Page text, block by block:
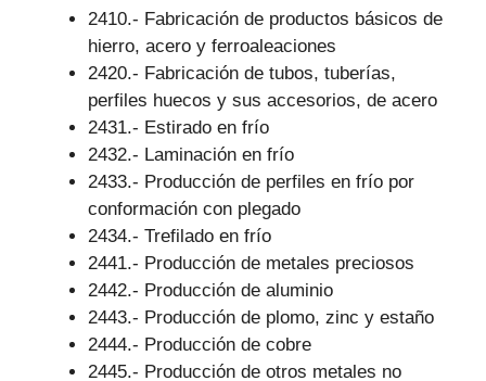
2410.- Fabricación de productos básicos de
hierro, acero y ferroaleaciones
2420.- Fabricación de tubos, tuberías,
perfiles huecos y sus accesorios, de acero
2431.- Estirado en frío
2432.- Laminación en frío
2433.- Producción de perfiles en frío por
conformación con plegado
2434.- Trefilado en frío
2441.- Producción de metales preciosos
2442.- Producción de aluminio
2443.- Producción de plomo, zinc y estaño
2444.- Producción de cobre
2445.- Producción de otros metales no